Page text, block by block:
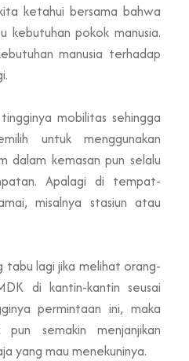
ketahui bersama bahwa
kebutuhan pokok manusia.
manusia terhadap
mobilitas sehingga
untuk menggunakan
dalam kemasan pun selalu
Apalagi di tempat-
misalnya stasiun atau
tabu lagi jika melihat orang-
di kantin-kantin seusai
permintaan ini, maka
semakin menjanjikan
yang mau menekuninya.